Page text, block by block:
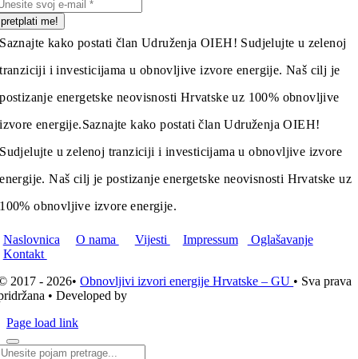
pretplati me!
Saznajte kako postati član Udruženja OIEH! Sudjelujte u zelenoj
tranziciji i investicijama u obnovljive izvore energije. Naš cilj je
postizanje energetske neovisnosti Hrvatske uz 100% obnovljive
izvore energije.Saznajte kako postati član Udruženja OIEH!
Sudjelujte u zelenoj tranziciji i investicijama u obnovljive izvore
energije. Naš cilj je postizanje energetske neovisnosti Hrvatske uz
100% obnovljive izvore energije.
Naslovnica O nama Vijesti Impressum
Oglašavanje
Kontakt
2017 - 2026•Obnovljivi izvori energije Hrvatske – GU • Sva prava
• Developed by
Page load link